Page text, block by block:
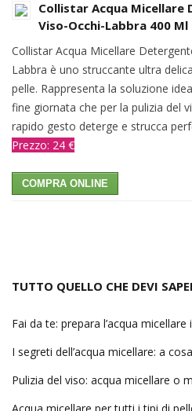
Collistar Acqua
Viso-Occhi-Labbra 400 Ml
Collistar Acqua Micellare
Labbra è uno struccante ultra
pelle. Rappresenta la soluzione
fine giornata che per la pulizia del
rapido gesto deterge e strucca
Prezzo: 24 €
COMPRA ONLINE
TUTTO QUELLO CHE DEVI
Fai da te: prepara l’acqua micellare
I segreti dell’acqua micellare: a
Pulizia del viso: acqua micellare o